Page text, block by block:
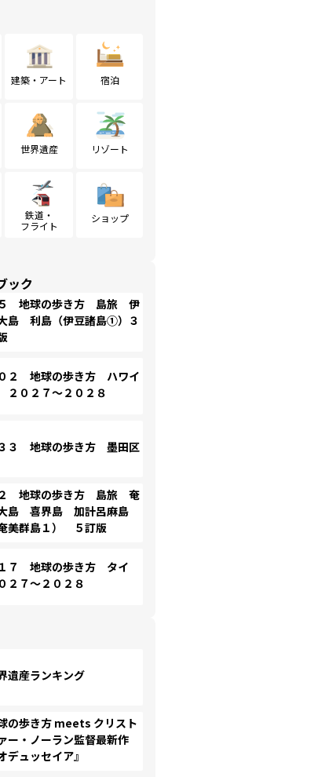
建築・アート 宿泊
世界遺産 リゾート
鉄道・
フライト
ショップ
ック
地球の歩き方 島旅 伊
島 利島（伊豆諸島①）３
２ 地球の歩き方 ハワイ
０２７～２０２８
３ 地球の歩き方 墨田区
地球の歩き方 島旅 奄
島 喜界島 加計呂麻島
奄美群島１） ５訂版
７ 地球の歩き方 タイ
２７～２０２８
遺産ランキング
の歩き方 meets クリスト
ー・ノーラン監督最新作
デュッセイア』